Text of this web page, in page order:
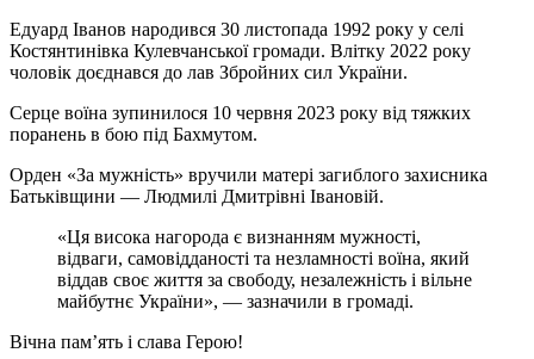
Едуард Іванов народився 30 листопада 1992 року у селі
Костянтинівка Кулевчанської громади. Влітку 2022 року
чоловік доєднався до лав Збройних сил України.
Серце воїна зупинилося 10 червня 2023 року від тяжких
поранень в бою під Бахмутом.
Орден «За мужність» вручили матері загиблого захисника
Батьківщини — Людмилі Дмитрівні Івановій.
«Ця висока нагорода є визнанням мужності,
відваги, самовідданості та незламності воїна, який
віддав своє життя за свободу, незалежність і вільне
майбутнє України», — зазначили в громаді.
Вічна пам’ять і слава Герою!